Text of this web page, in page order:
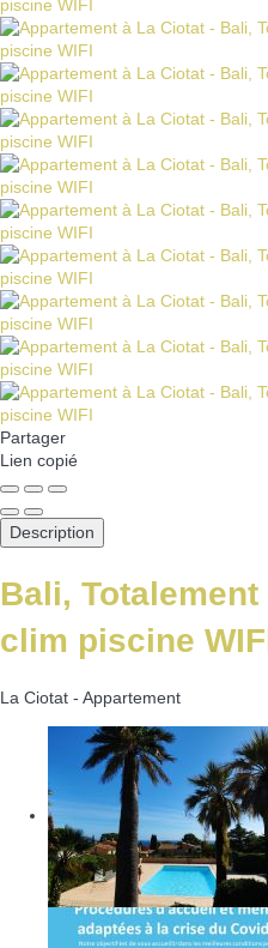
Partager
Lien copié
Description
Bali,
clim piscine
La Ciotat - Appartement